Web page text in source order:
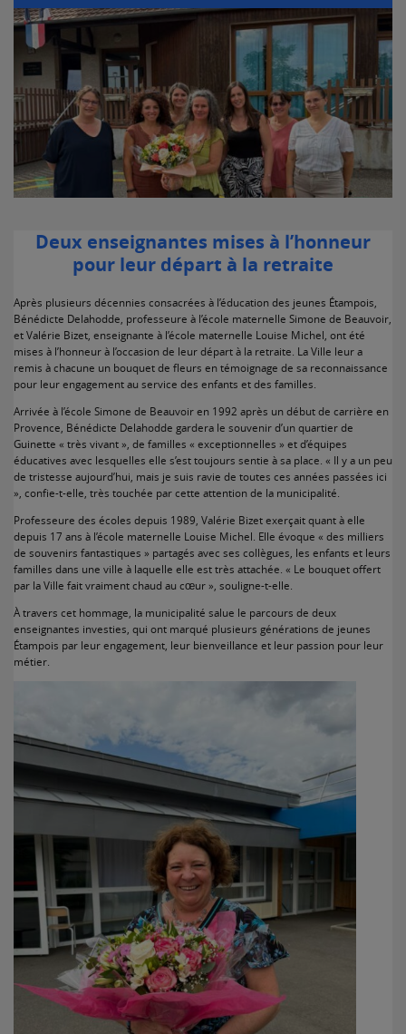
Deux enseignantes mises à l’honneur
pour leur départ à la retraite
Après plusieurs décennies consacrées à l’éducation des jeunes Étampois,
Bénédicte Delahodde, professeure à l’école maternelle Simone de Beauvoir,
et Valérie Bizet, enseignante à l’école maternelle Louise Michel, ont été
mises à l’honneur à l’occasion de leur départ à la retraite. La Ville leur a
remis à chacune un bouquet de fleurs en témoignage de sa reconnaissance
pour leur engagement au service des enfants et des familles.
Arrivée à l’école Simone de Beauvoir en 1992 après un début de carrière en
Provence, Bénédicte Delahodde gardera le souvenir d’un quartier de
Guinette « très vivant », de familles « exceptionnelles » et d’équipes
éducatives avec lesquelles elle s’est toujours sentie à sa place. « Il y a un peu
de tristesse aujourd’hui, mais je suis ravie de toutes ces années passées ici
», confie-t-elle, très touchée par cette attention de la municipalité.
Professeure des écoles depuis 1989, Valérie Bizet exerçait quant à elle
depuis 17 ans à l’école maternelle Louise Michel. Elle évoque « des milliers
de souvenirs fantastiques » partagés avec ses collègues, les enfants et leurs
familles dans une ville à laquelle elle est très attachée. « Le bouquet offert
par la Ville fait vraiment chaud au cœur », souligne-t-elle.
À travers cet hommage, la municipalité salue le parcours de deux
enseignantes investies, qui ont marqué plusieurs générations de jeunes
Étampois par leur engagement, leur bienveillance et leur passion pour leur
métier.